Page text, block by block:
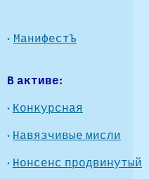
· МанифестЪ
В активе:
· Конкурсная
· Навязчивые мисли
· Нонсенс продвинутый